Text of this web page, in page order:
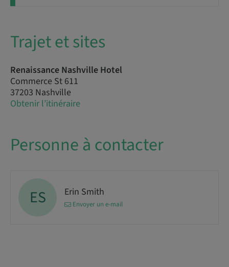
Trajet et sites
Renaissance Nashville Hotel
Commerce St 611
37203 Nashville
Obtenir l’itinéraire
Personne à contacter
ES Erin Smith
Envoyer un e-mail